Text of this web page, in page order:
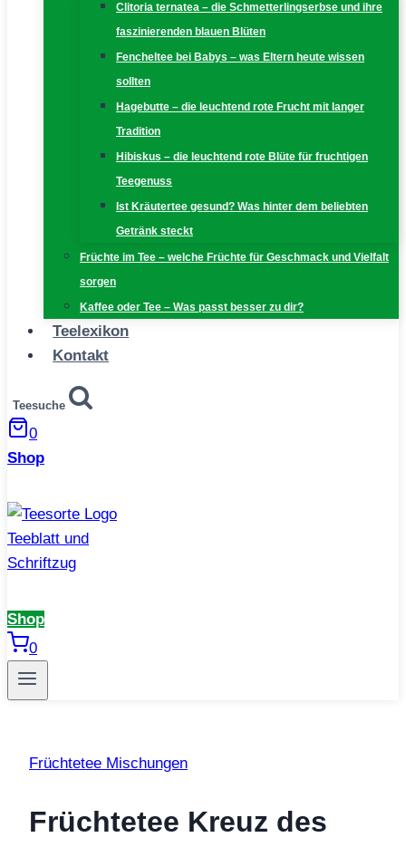
Clitoria ternatea – die Schmetterlingserbse und ihre
faszinierenden blauen Blüten
Fencheltee bei Babys – was Eltern heute wissen
sollten
Hagebutte – die leuchtend rote Frucht mit langer
Tradition
Hibiskus – die leuchtend rote Blüte für fruchtigen
Teegenuss
Ist Kräutertee gesund? Was hinter dem beliebten
Getränk steckt
Früchte im Tee – welche Früchte für Geschmack und Vielfalt
sorgen
Kaffee oder Tee – Was passt besser zu dir?
Teelexikon
Kontakt
Teesuche
0
Shop
Shop
0
Früchtetee Mischungen
Früchtetee Kreuz des